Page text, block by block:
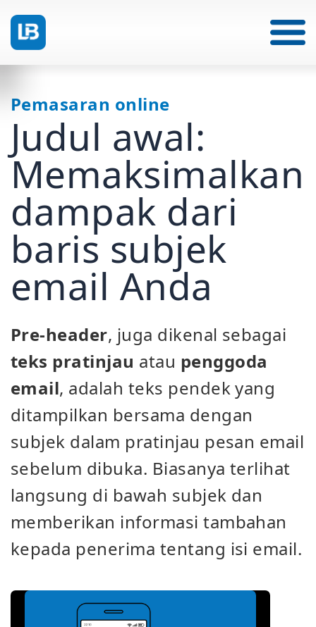
Pemasaran online
Judul awal:
Memaksimalkan
dampak dari
baris subjek
email Anda
Pre-header, juga dikenal sebagai
teks pratinjau atau penggoda
email, adalah teks pendek yang
ditampilkan bersama dengan
subjek dalam pratinjau pesan email
sebelum dibuka. Biasanya terlihat
langsung di bawah subjek dan
memberikan informasi tambahan
kepada penerima tentang isi email.